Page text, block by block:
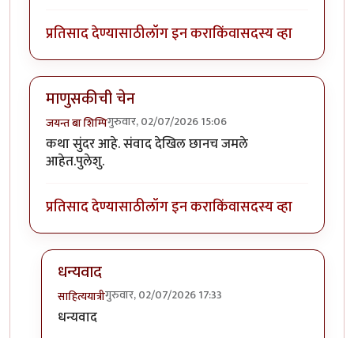
प्रतिसाद देण्यासाठीलॉग इन कराकिंवासदस्य व्हा
माणुसकीची चेन
जयन्त बा शिम्पिगुरुवार, 02/07/2026 15:06
कथा सुंदर आहे. संवाद देखिल छानच जमले
आहेत.पुलेशु.
प्रतिसाद देण्यासाठीलॉग इन कराकिंवासदस्य व्हा
धन्यवाद
साहित्ययात्रीगुरुवार, 02/07/2026 17:33
In reply to
धन्यवाद